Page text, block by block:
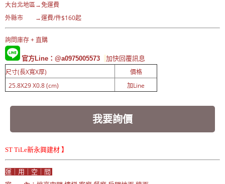
大台北地區→免運費
外縣市 →運費/件$160起
詢問庫存 + 直購
官方Line：@a0975005573 加快回覆訊息
尺寸(長X寬X厚)
價格
25.8X29 X0.8 (cm)
加Line
我要詢價
ST TiLe新永興建材 】
運｜用｜空｜間